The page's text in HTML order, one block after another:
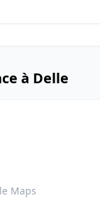
à Delle
Maps